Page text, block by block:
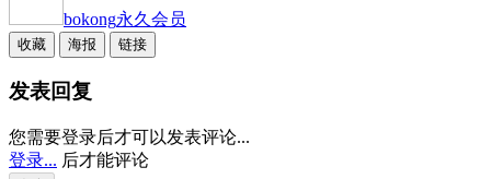
bokong永久会员
收藏 海报 链接
发表回复
您需要登录后才可以发表评论...
登录... 后才能评论